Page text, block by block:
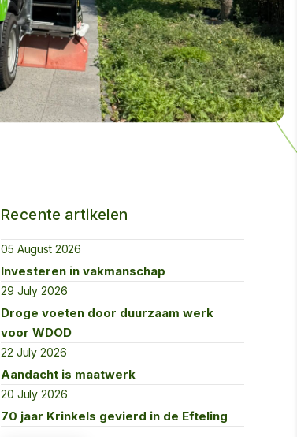
Recente artikelen
05 August 2026
Investeren in vakmanschap
29 July 2026
Droge voeten door duurzaam werk
voor WDOD
22 July 2026
Aandacht is maatwerk
20 July 2026
70 jaar Krinkels gevierd in de Efteling